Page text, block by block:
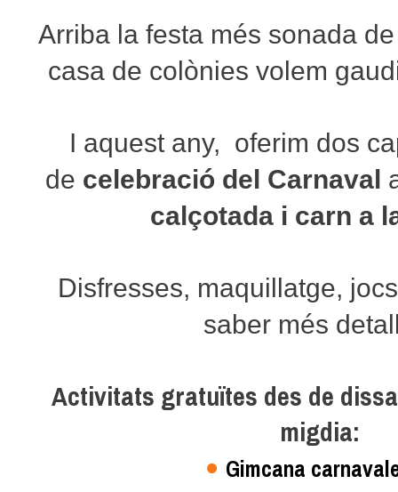
Arriba la festa més sonada
casa de colònies volem
I aquest any, oferim dos
de celebració del Carnaval
calçotada i carn a
Disfresses, maquillatge,
saber més
Activitats gratuïtes des de
migdia:
Gimcana